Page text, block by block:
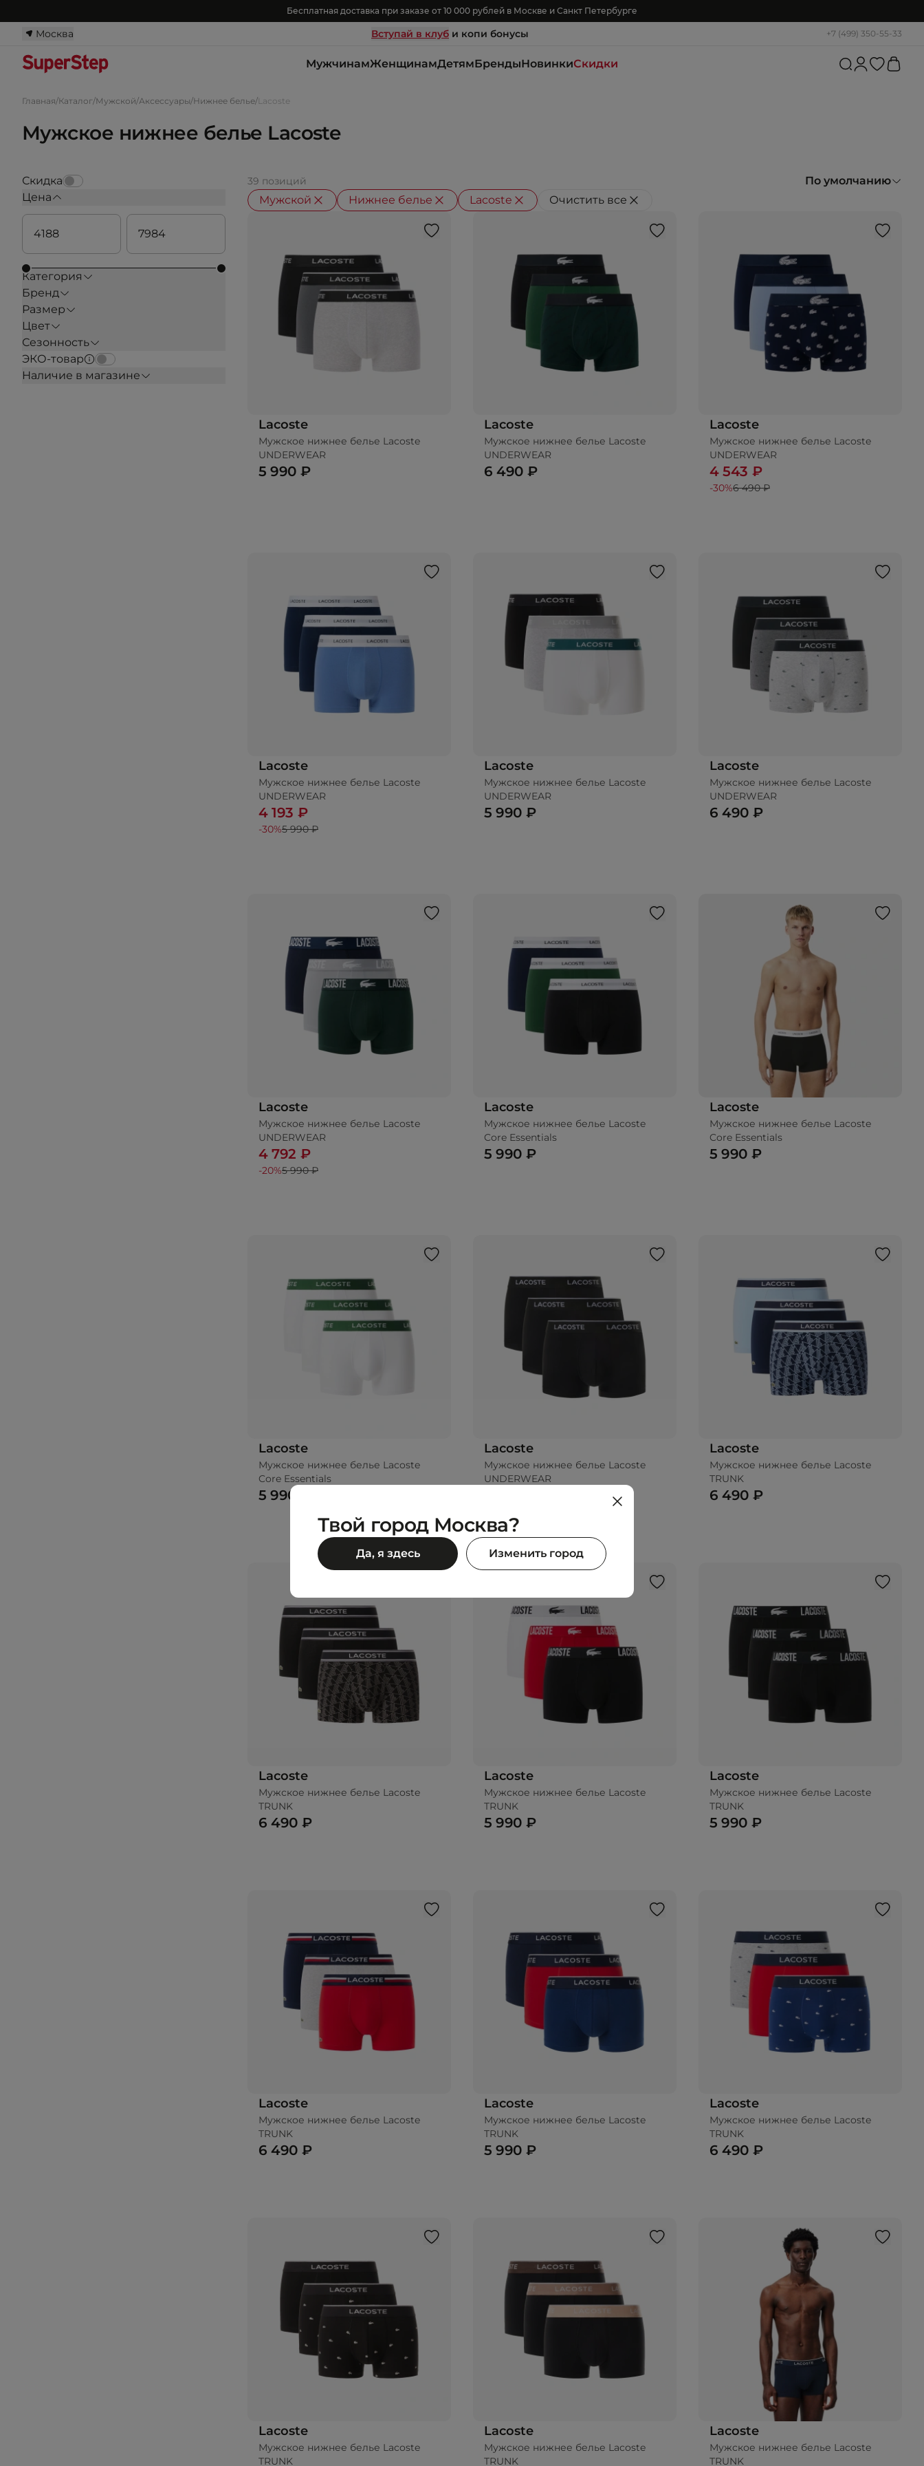
Бесплатная доставка при заказе от 10 000 рублей в Москве и Санкт Петербурге
Москва Вступай в клуб и копи бонусы +7 (499) 350-55-33
МужчинамЖенщинамДетямБрендыНовинкиСкидки
Главная/Каталог/Мужской/Аксессуары/Нижнее белье/Lacoste
Мужское нижнее белье Lacoste
Скидка
Цена
Категория
Бренд
Размер
Цвет
Сезонность
ЭКО-товар
Наличие в магазине
39 позиций
По умолчанию
Мужской
Нижнее белье Lacoste Очистить все
Lacoste
Мужское нижнее белье Lacoste
UNDERWEAR
5 990 ₽
Lacoste
Мужское нижнее белье Lacoste
UNDERWEAR
6 490 ₽
Lacoste
Мужское нижнее белье Lacoste
UNDERWEAR
4 543 ₽
-30%6 490 ₽
Lacoste
Мужское нижнее белье Lacoste
UNDERWEAR
4 193 ₽
-30%5 990 ₽
Lacoste
Мужское нижнее белье Lacoste
UNDERWEAR
5 990 ₽
Lacoste
Мужское нижнее белье Lacoste
UNDERWEAR
6 490 ₽
Lacoste
Мужское нижнее белье Lacoste
UNDERWEAR
4 792 ₽
-20%5 990 ₽
Lacoste
Мужское нижнее белье Lacoste
Core Essentials
5 990 ₽
Lacoste
Мужское нижнее белье Lacoste
Core Essentials
5 990 ₽
Lacoste
Мужское нижнее белье Lacoste
Core Essentials
5 990 ₽
Lacoste
Мужское нижнее белье Lacoste
UNDERWEAR
Lacoste
Мужское нижнее белье Lacoste
TRUNK
6 490 ₽
Lacoste
Мужское нижнее белье Lacoste
TRUNK
6 490 ₽
Lacoste
Мужское нижнее белье Lacoste
TRUNK
5 990 ₽
Lacoste
Мужское нижнее белье Lacoste
TRUNK
5 990 ₽
Lacoste
Мужское нижнее белье Lacoste
TRUNK
6 490 ₽
Lacoste
Мужское нижнее белье Lacoste
TRUNK
5 990 ₽
Lacoste
Мужское нижнее белье Lacoste
TRUNK
6 490 ₽
Lacoste
Мужское нижнее белье Lacoste
TRUNK
Lacoste
Мужское нижнее белье Lacoste
TRUNK
Lacoste
Мужское нижнее белье Lacoste
TRUNK
Твой город Москва?
Да, я здесь Изменить город